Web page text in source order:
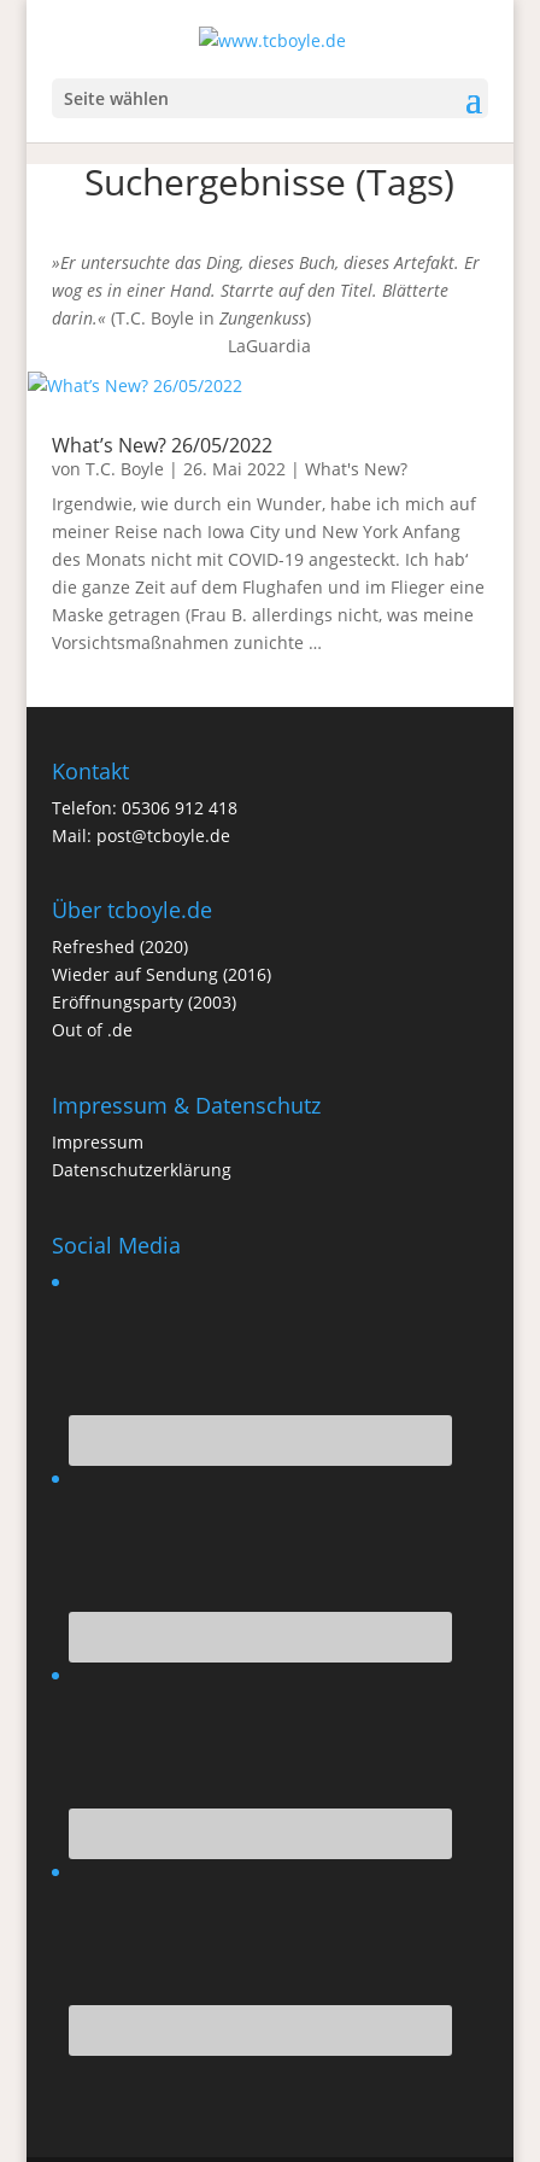
Seite wählen
Suchergebnisse (Tags)
»Er untersuchte das Ding, dieses Buch, dieses Artefakt. Er
wog es in einer Hand. Starrte auf den Titel. Blätterte
darin.« (T.C. Boyle in Zungenkuss)
LaGuardia
What’s New? 26/05/2022
von T.C. Boyle | 26. Mai 2022| What's New?
Irgendwie, wie durch ein Wunder, habe ich mich auf
meiner Reise nach Iowa City und New York Anfang
des Monats nicht mit COVID-19 angesteckt. Ich hab‘
die ganze Zeit auf dem Flughafen und im Flieger eine
Maske getragen (Frau B. allerdings nicht, was meine
Vorsichtsmaßnahmen zunichte …
Kontakt
Telefon: 05306 912 418
Mail: post@tcboyle.de
Über tcboyle.de
Refreshed (2020)
Wieder auf Sendung (2016)
Eröffnungsparty (2003)
Out of .de
Impressum & Datenschutz
Impressum
Datenschutzerklärung
Social Media